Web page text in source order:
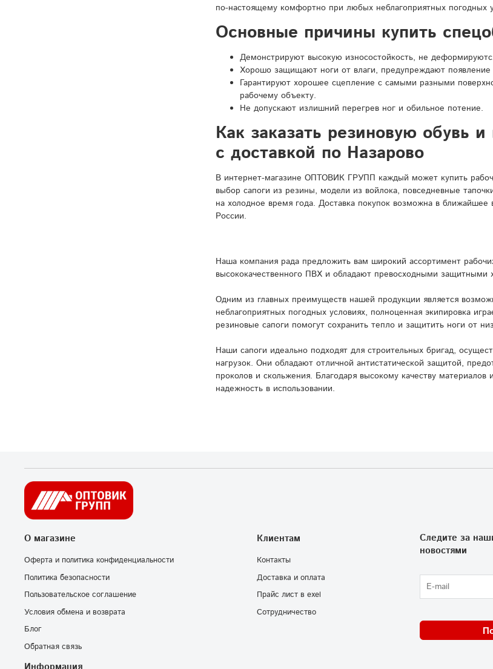
по-настоящему комфортно при любых неблагоприятных погодных
Основные причины купить
Демонстрируют высокую износостойкость, не
Хорошо защищают ноги от влаги, предупреждают
Гарантируют хорошее сцепление с самыми разными
рабочему объекту.
Не допускают излишний перегрев ног и обильное потение.
Как заказать резиновую обувь
с доставкой по Назарово
В интернет-магазине ОПТОВИК ГРУПП каждый может купить
выбор сапоги из резины, модели из войлока, повседневные
на холодное время года. Доставка покупок возможна в
России.
Наша компания рада предложить вам широкий ассортимент
высококачественного ПВХ и обладают превосходными защитными
Одним из главных преимуществ нашей продукции является
неблагоприятных погодных условиях, полноценная экипировка
резиновые сапоги помогут сохранить тепло и защитить ноги от
Наши сапоги идеально подходят для строительных бригад,
нагрузок. Они обладают отличной антистатической защитой,
проколов и скольжения. Благодаря высокому качеству
надежность в использовании.
О магазине
Оферта и политика конфиденциальности
Политика безопасности
Пользовательское соглашение
Условия обмена и возврата
Блог
Обратная связь
Клиентам
Контакты
Доставка и оплата
Прайс лист в exel
Сотрудничество
Следите за
новостями